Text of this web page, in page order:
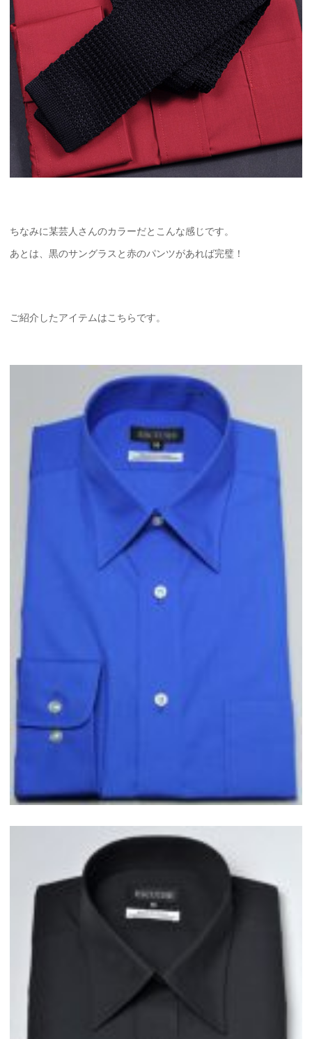
ちなみに某芸人さんのカラーだとこんな感じです。
あとは、黒のサングラスと赤のパンツがあれば完璧！
ご紹介したアイテムはこちらです。